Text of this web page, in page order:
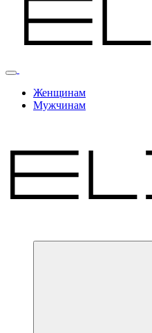
Женщинам
Мужчинам